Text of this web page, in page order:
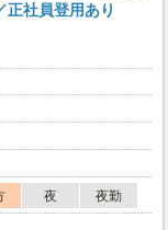
正社員登用あり
夜
夜勤